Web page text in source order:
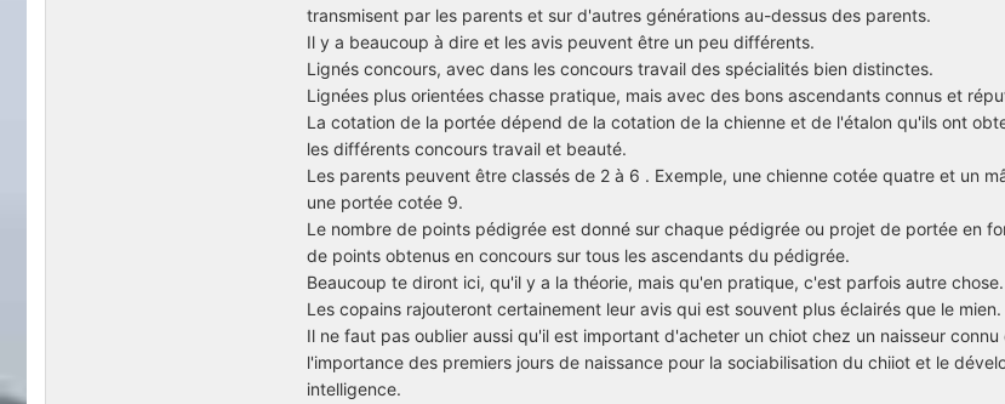
transmisent par les parents et sur d'autres générations au-dessus des parents.
Il y a beaucoup à dire et les avis peuvent être un peu différents.
Lignés concours, avec dans les concours travail des spécialités bien distinctes.
Lignées plus orientées chasse pratique, mais avec des bons ascendants connus et
La cotation de la portée dépend de la cotation de la chienne et de l'étalon qu'ils ont
les différents concours travail et beauté.
Les parents peuvent être classés de 2 à 6 . Exemple, une chienne cotée quatre et un
une portée cotée 9.
Le nombre de points pédigrée est donné sur chaque pédigrée ou projet de portée en
de points obtenus en concours sur tous les ascendants du pédigrée.
Beaucoup te diront ici, qu'il y a la théorie, mais qu'en pratique, c'est parfois autre chose.
Les copains rajouteront certainement leur avis qui est souvent plus éclairés que le mien.
Il ne faut pas oublier aussi qu'il est important d'acheter un chiot chez un naisseur
l'importance des premiers jours de naissance pour la sociabilisation du chiiot et le
intelligence.